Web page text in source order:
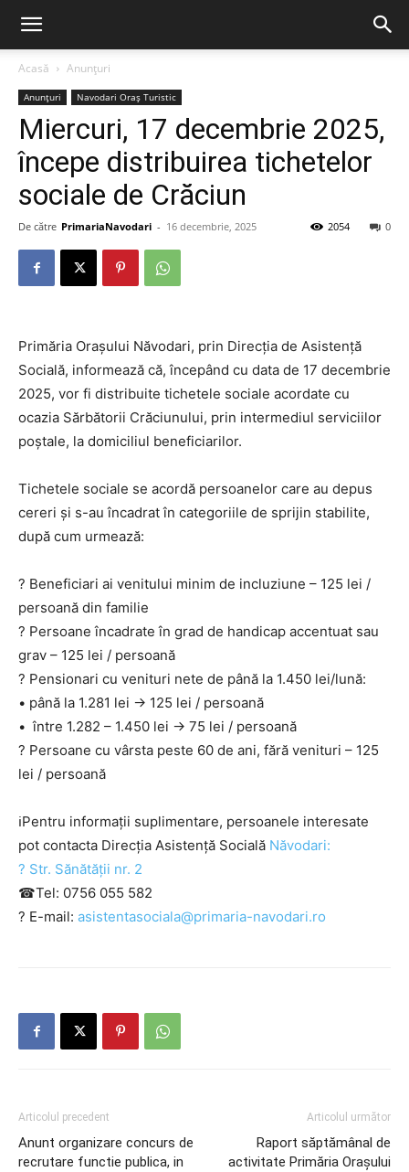
Acasă Anunțuri
Anunțuri Navodari Oraș Turistic
Miercuri, 17 decembrie 2025,
începe distribuirea tichetelor
sociale de Crăciun
De către PrimariaNavodari - 16 decembrie, 2025 0
2054
Primăria Orașului Năvodari, prin Direcția de Asistență
Socială, informează că, începând cu data de 17 decembrie
2025, vor fi distribuite tichetele sociale acordate cu
ocazia Sărbătorii Crăciunului, prin intermediul serviciilor
poștale, la domiciliul beneficiarilor.
Tichetele sociale se acordă persoanelor care au depus
cereri și s-au încadrat în categoriile de sprijin stabilite,
după cum urmează:
? Beneficiari ai venitului minim de incluziune – 125 lei /
persoană din familie
? Persoane încadrate în grad de handicap accentuat sau
grav – 125 lei / persoană
? Pensionari cu venituri nete de până la 1.450 lei/lună:
• până la 1.281 lei → 125 lei / persoană
• între 1.282 – 1.450 lei → 75 lei / persoană
? Persoane cu vârsta peste 60 de ani, fără venituri – 125
lei / persoană
ℹ️Pentru informații suplimentare, persoanele interesate
pot contacta Direcția Asistență Socială Năvodari:
? Str. Sănătății nr. 2
☎Tel: 0756 055 582
? E-mail: asistentasociala@primaria-navodari.ro
Articolul precedent
Anunt organizare concurs de
recrutare functie publica, in
Articolul următor
Raport săptămânal de
activitate Primăria Orașului